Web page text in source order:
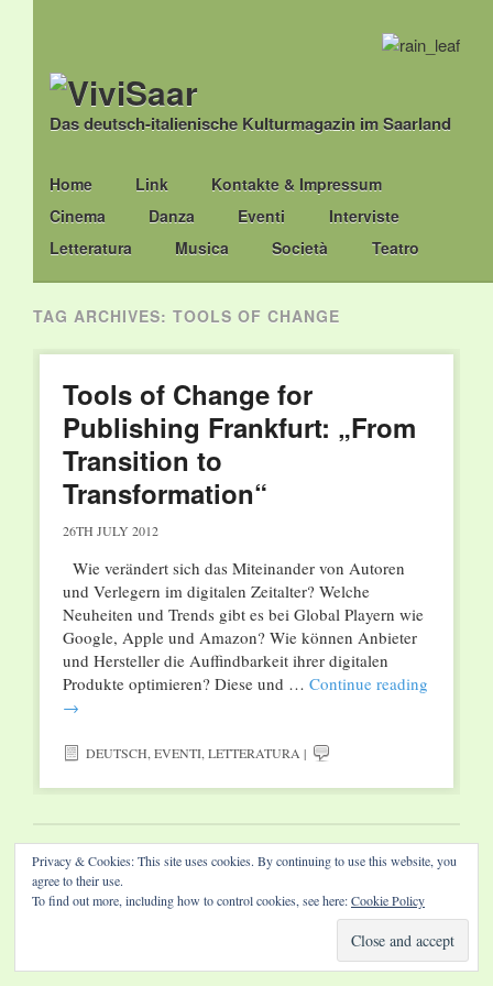
Das deutsch-italienische Kulturmagazin im Saarland
Main menu
Skip
to
content
Home Link
Kontakte & Impressum
Cinema
Danza Eventi
Interviste
Letteratura
Musica Società Teatro
TAG ARCHIVES: TOOLS OF CHANGE
Tools of Change for
Publishing Frankfurt: „From
Transition to
Transformation“
26TH JULY 2012
Wie verändert sich das Miteinander von Autoren
und Verlegern im digitalen Zeitalter? Welche
Neuheiten und Trends gibt es bei Global Playern wie
Google, Apple und Amazon? Wie können Anbieter
und Hersteller die Auffindbarkeit ihrer digitalen
Produkte optimieren? Diese und … Continue reading
→
DEUTSCH,EVENTI,LETTERATURA |
Website by Diamond Visions
Privacy & Cookies: This site uses cookies. By continuing to use this website, you
agree to their use.
To find out more, including how to control cookies, see here:Cookie Policy